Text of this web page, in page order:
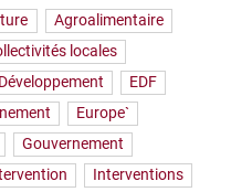
Agroalimentaire
locales
Développement
EDF
Europe`
Gouvernement
Interventions